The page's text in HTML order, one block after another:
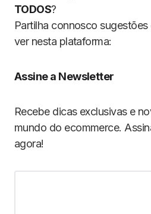
TODOS?
Partilha connosco
ver nesta plataforma:
Assine a Newsletter
Recebe dicas exclusivas e
mundo do ecommerce.
agora!